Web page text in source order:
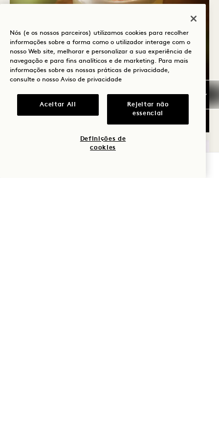
Flora Lounge
UM GOLE DO VERÃO
CANADIANO
Diário
Nós (e os nossos parceiros) utilizamos cookies para recolher
informações sobre a forma como o utilizador interage com o
nosso Web site, melhorar e personalizar a sua experiência de
navegação e para fins analíticos e de marketing. Para mais
informações sobre as nossas práticas de privacidade,
consulte o nosso Aviso de privacidade
Aceitar All
Rejeitar não
essencial
Definições de
cookies